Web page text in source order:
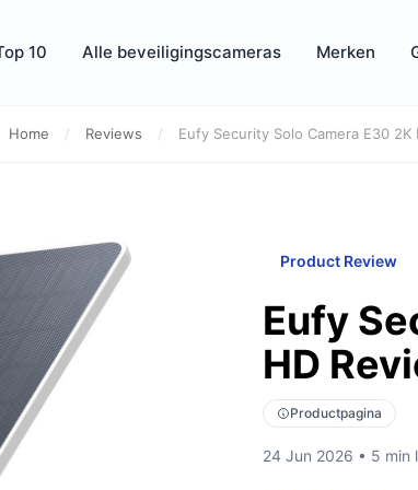
10 Alle beveiligingscameras Merken
Home / Reviews / Eufy Security Solo Camera E30 2K
Product Review
Eufy
HD
Productpagina
24 Jun 2026 • 5 min